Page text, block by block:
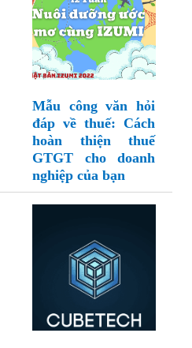
Mẫu công văn hỏi
đáp về thuế: Cách
hoàn thiện thuế
GTGT cho doanh
nghiệp của bạn